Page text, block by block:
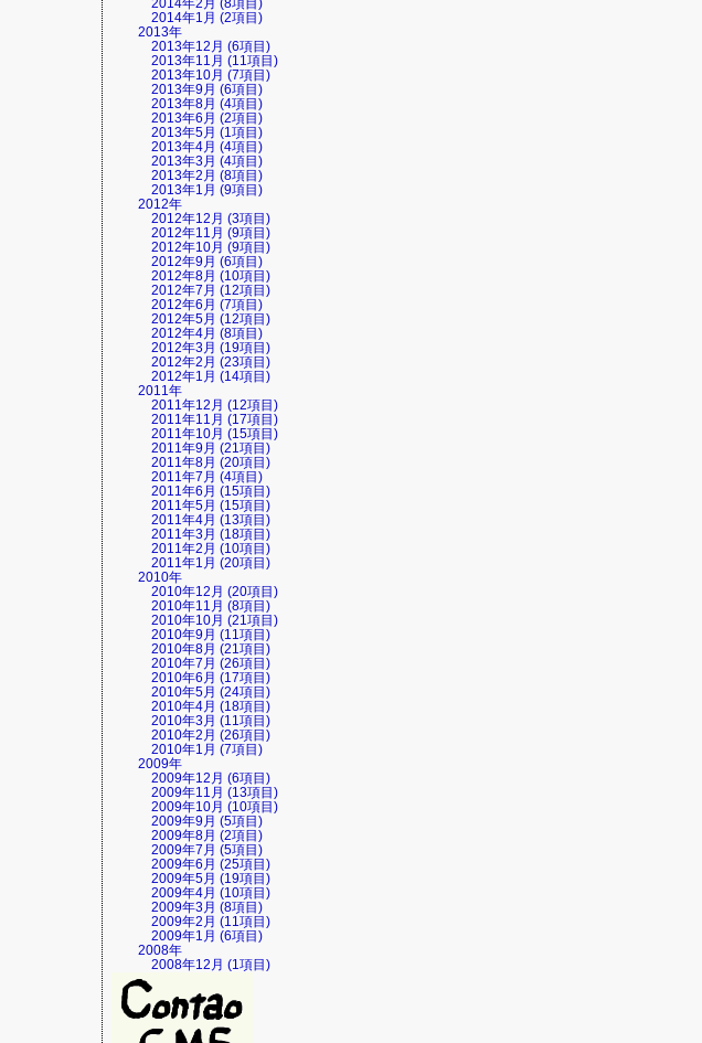
2014年2月 (8項目)
2014年1月 (2項目)
2013年
2013年12月 (6項目)
2013年11月 (11項目)
2013年10月 (7項目)
2013年9月 (6項目)
2013年8月 (4項目)
2013年6月 (2項目)
2013年5月 (1項目)
2013年4月 (4項目)
2013年3月 (4項目)
2013年2月 (8項目)
2013年1月 (9項目)
2012年
2012年12月 (3項目)
2012年11月 (9項目)
2012年10月 (9項目)
2012年9月 (6項目)
2012年8月 (10項目)
2012年7月 (12項目)
2012年6月 (7項目)
2012年5月 (12項目)
2012年4月 (8項目)
2012年3月 (19項目)
2012年2月 (23項目)
2012年1月 (14項目)
2011年
2011年12月 (12項目)
2011年11月 (17項目)
2011年10月 (15項目)
2011年9月 (21項目)
2011年8月 (20項目)
2011年7月 (4項目)
2011年6月 (15項目)
2011年5月 (15項目)
2011年4月 (13項目)
2011年3月 (18項目)
2011年2月 (10項目)
2011年1月 (20項目)
2010年
2010年12月 (20項目)
2010年11月 (8項目)
2010年10月 (21項目)
2010年9月 (11項目)
2010年8月 (21項目)
2010年7月 (26項目)
2010年6月 (17項目)
2010年5月 (24項目)
2010年4月 (18項目)
2010年3月 (11項目)
2010年2月 (26項目)
2010年1月 (7項目)
2009年
2009年12月 (6項目)
2009年11月 (13項目)
2009年10月 (10項目)
2009年9月 (5項目)
2009年8月 (2項目)
2009年7月 (5項目)
2009年6月 (25項目)
2009年5月 (19項目)
2009年4月 (10項目)
2009年3月 (8項目)
2009年2月 (11項目)
2009年1月 (6項目)
2008年
2008年12月 (1項目)